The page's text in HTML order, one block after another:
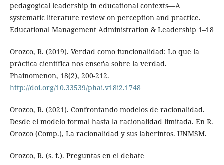
pedagogical leadership in educational contexts—A
systematic literature review on perception and practice.
Educational Management Administration & Leadership 1–18
Orozco, R. (2019). Verdad como funcionalidad: Lo que la
práctica científica nos enseña sobre la verdad.
Phainomenon, 18(2), 200-212.
http://doi.org/10.33539/phai.v18i2.1748
Orozco, R. (2021). Confrontando modelos de racionalidad.
Desde el modelo formal hasta la racionalidad limitada. En R.
Orozco (Comp.), La racionalidad y sus laberintos. UNMSM.
Orozco, R. (s. f.). Preguntas en el debate